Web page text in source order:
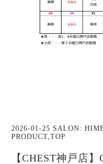
2026-01-25 SALON:
PRODUCT ,TOP
【CHEST神戸店